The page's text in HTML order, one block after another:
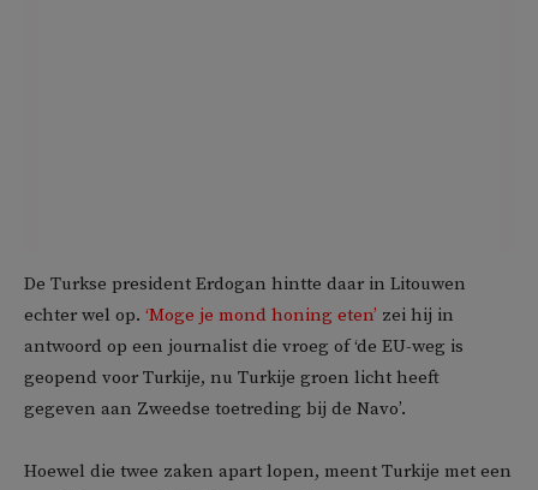
De Turkse president Erdogan hintte daar in Litouwen
echter wel op. ‘Moge je mond honing eten’ zei hij in
antwoord op een journalist die vroeg of ‘de EU-weg is
geopend voor Turkije, nu Turkije groen licht heeft
gegeven aan Zweedse toetreding bij de Navo’.
Hoewel die twee zaken apart lopen, meent Turkije met een